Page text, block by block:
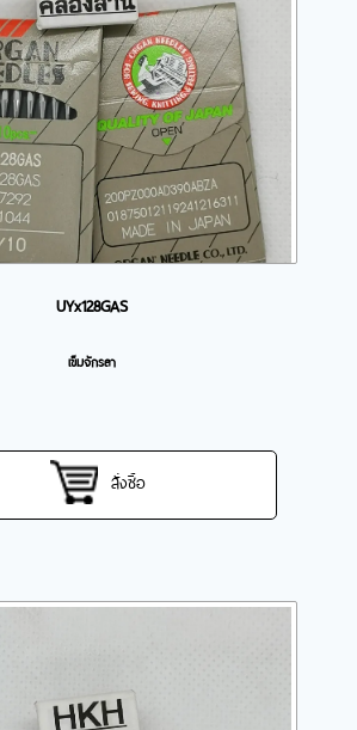
UYx128GAS
เข็มจักรลา
สั่งซื้อ